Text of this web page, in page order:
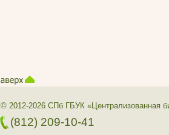
© 2012-2026 СПб ГБУК «Централизованная
(812) 209-10-41